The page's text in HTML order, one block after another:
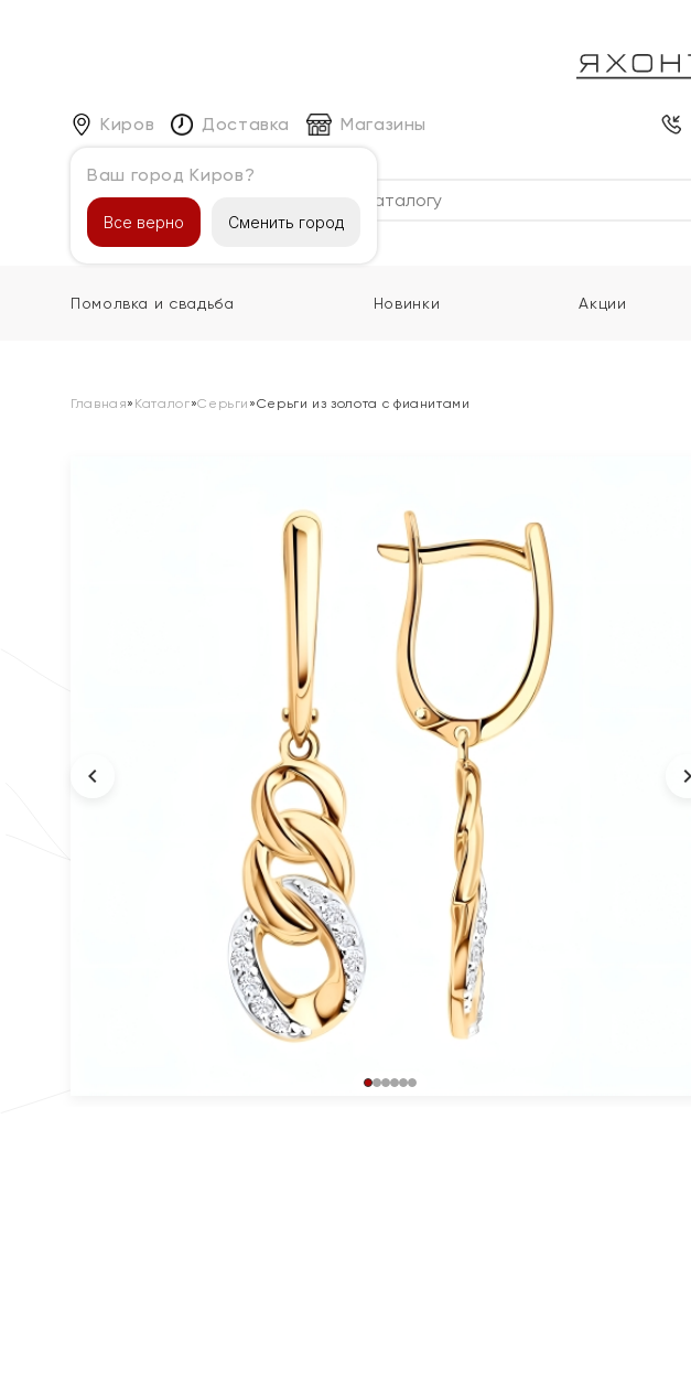
Киров
Ваш город Киров?
Все верно Сменить город
Доставка Магазины
Каталог
Помолвка и свадьба Новинки Акции
Главная» Каталог»Серьги »Серьги из золота с фианитами